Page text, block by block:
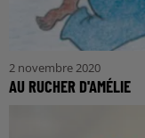
2 novembre 2020
AU RUCHER D'AMÉLIE